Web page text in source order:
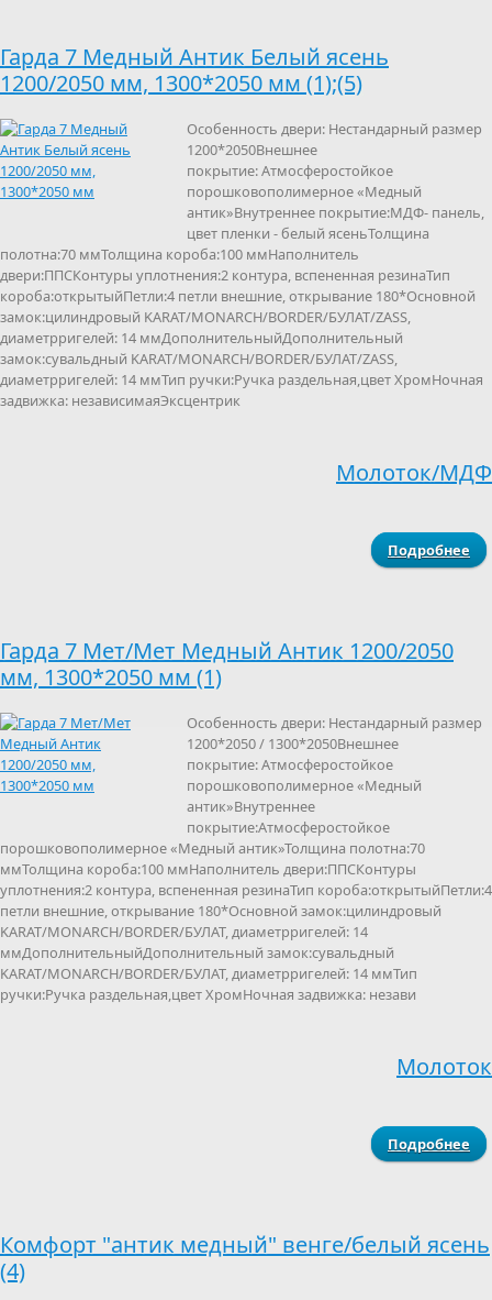
Гарда 7 Медный Антик Белый ясень
1200/2050 мм, 1300*2050 мм (1);(5)
Особенность двери: Нестандарный размер
1200*2050Внешнее
покрытие: Атмосферостойкое
порошковополимерное «Медный
антик»Внутреннее покрытие:МДФ- панель,
цвет пленки - белый ясеньТолщина
полотна:70 ммТолщина короба:100 ммНаполнитель
двери:ППСКонтуры уплотнения:2 контура, вспененная резинаТип
короба:открытыйПетли:4 петли внешние, открывание 180*Основной
замок:цилиндровый KARAT/MONARCH/BORDER/БУЛАТ/ZASS,
диаметрригелей: 14 ммДополнительныйДополнительный
замок:сувальдный KARAT/MONARCH/BORDER/БУЛАТ/ZASS,
диаметрригелей: 14 ммТип ручки:Ручка раздельная,цвет ХромНочная
задвижка: независимаяЭксцентрик
Молоток/МДФ
Подробнее
Гарда 7 Мет/Мет Медный Антик 1200/2050
мм, 1300*2050 мм (1)
Особенность двери: Нестандарный размер
1200*2050 / 1300*2050Внешнее
покрытие: Атмосферостойкое
порошковополимерное «Медный
антик»Внутреннее
покрытие:Атмосферостойкое
порошковополимерное «Медный антик»Толщина полотна:70
ммТолщина короба:100 ммНаполнитель двери:ППСКонтуры
уплотнения:2 контура, вспененная резинаТип короба:открытыйПетли:4
петли внешние, открывание 180*Основной замок:цилиндровый
KARAT/MONARCH/BORDER/БУЛАТ, диаметрригелей: 14
ммДополнительныйДополнительный замок:сувальдный
KARAT/MONARCH/BORDER/БУЛАТ, диаметрригелей: 14 ммТип
ручки:Ручка раздельная,цвет ХромНочная задвижка: незави
Молоток
Подробнее
Комфорт "антик медный" венге/белый ясень
(4)